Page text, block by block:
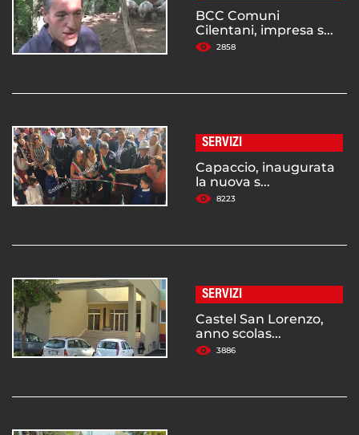
BCC Comuni
Cilentani, impresa s...
2858
SERVIZI
Capaccio, inaugurata
la nuova s...
8223
SERVIZI
Castel San Lorenzo,
anno scolas...
3886